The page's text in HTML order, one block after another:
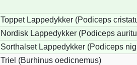
Toppet Lappedykker (Podiceps
Nordisk Lappedykker (Podiceps
Sorthalset Lappedykker (Podiceps
Triel (Burhinus oedicnemus)